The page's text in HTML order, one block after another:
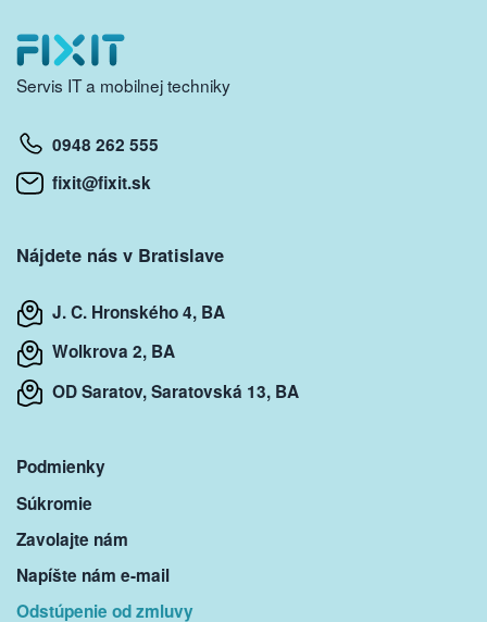
Servis IT a mobilnej techniky
0948 262 555
fixit@fixit.sk
Nájdete nás v Bratislave
J. C. Hronského 4, BA
Wolkrova 2, BA
OD Saratov, Saratovská 13, BA
Podmienky
Súkromie
Zavolajte nám
Napíšte nám e-mail
Odstúpenie od zmluvy